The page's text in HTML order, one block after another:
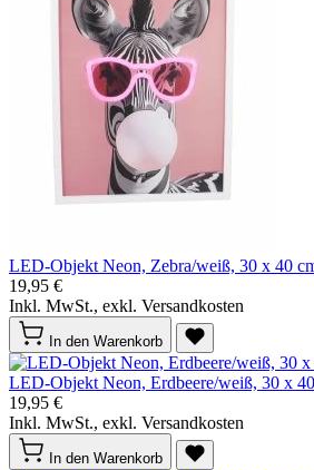
LED-Objekt Neon, Zebra/weiß, 30 x 40
19,95 €
Inkl. MwSt., exkl. Versandkosten
In den Warenkorb
LED-Objekt Neon, Erdbeere/weiß, 30 x
19,95 €
Inkl. MwSt., exkl. Versandkosten
In den Warenkorb